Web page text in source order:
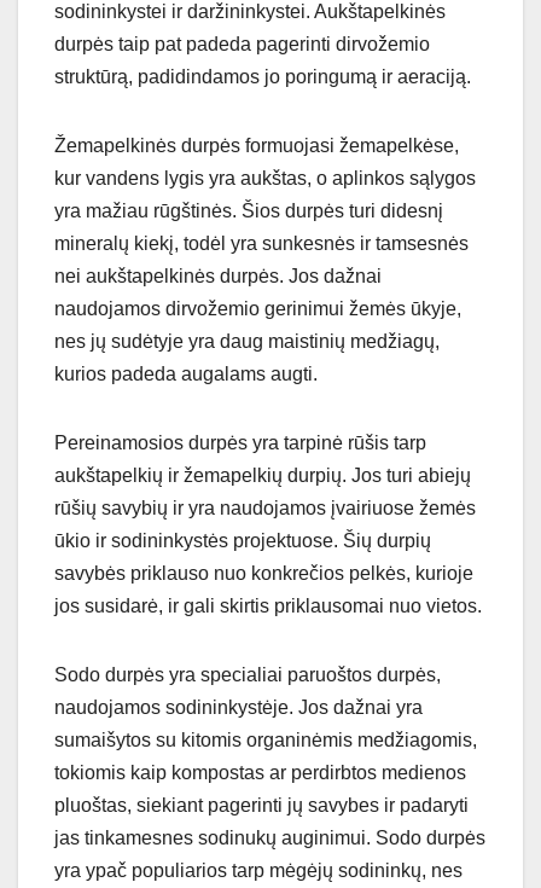
sodininkystei ir daržininkystei. Aukštapelkinės
durpės taip pat padeda pagerinti dirvožemio
struktūrą, padidindamos jo poringumą ir aeraciją.
Žemapelkinės durpės formuojasi žemapelkėse,
kur vandens lygis yra aukštas, o aplinkos sąlygos
yra mažiau rūgštinės. Šios durpės turi didesnį
mineralų kiekį, todėl yra sunkesnės ir tamsesnės
nei aukštapelkinės durpės. Jos dažnai
naudojamos dirvožemio gerinimui žemės ūkyje,
nes jų sudėtyje yra daug maistinių medžiagų,
kurios padeda augalams augti.
Pereinamosios durpės yra tarpinė rūšis tarp
aukštapelkių ir žemapelkių durpių. Jos turi abiejų
rūšių savybių ir yra naudojamos įvairiuose žemės
ūkio ir sodininkystės projektuose. Šių durpių
savybės priklauso nuo konkrečios pelkės, kurioje
jos susidarė, ir gali skirtis priklausomai nuo vietos.
Sodo durpės yra specialiai paruoštos durpės,
naudojamos sodininkystėje. Jos dažnai yra
sumaišytos su kitomis organinėmis medžiagomis,
tokiomis kaip kompostas ar perdirbtos medienos
pluoštas, siekiant pagerinti jų savybes ir padaryti
jas tinkamesnes sodinukų auginimui. Sodo durpės
yra ypač populiarios tarp mėgėjų sodininkų, nes